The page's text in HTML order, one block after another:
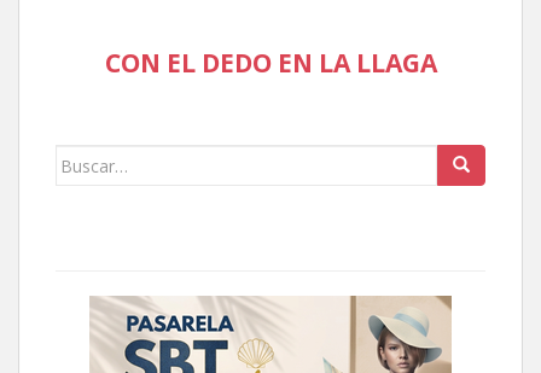
CON EL DEDO EN LA LLAGA
Buscar: